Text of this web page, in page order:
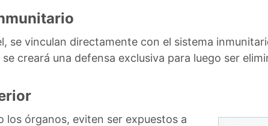
se vinculan directamente con el sistema
creará una defensa exclusiva para luego ser
los órganos, eviten ser expuestos a